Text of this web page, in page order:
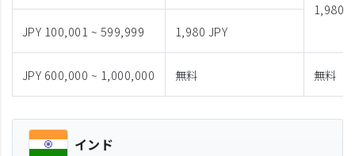
1,980
JPY 100,001 ~ 599,999
1,980 JPY
JPY 600,000 ~ 1,000,000 無料 無料
インド